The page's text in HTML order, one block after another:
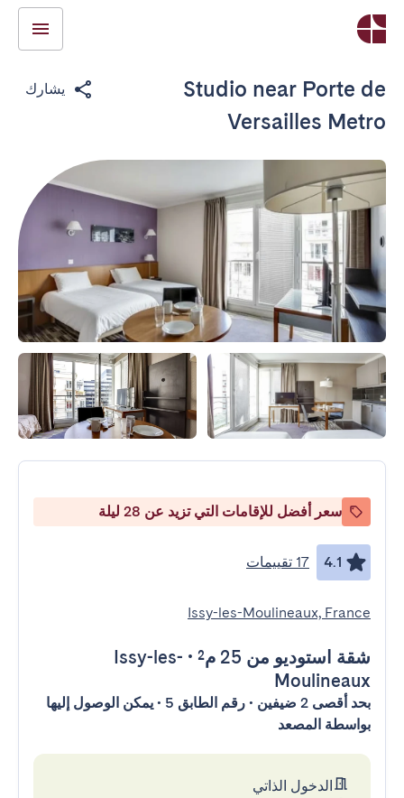
Studio near Porte de
Versailles Metro
يشارك
سعر أفضل للإقامات التي تزيد عن 28 ليلة
4.1 17 تقييمات
Issy-les-Moulineaux, France
شقة استوديو من 25 م² •
Issy-les-
Moulineaux
بحد أقصى 2 ضيفين • رقم الطابق 5 • يمكن الوصول إليها
بواسطة المصعد
الدخول الذاتي